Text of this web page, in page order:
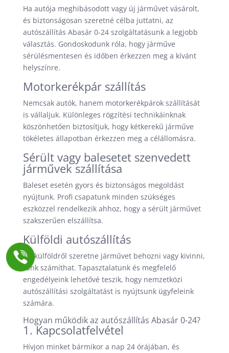
Ha autója meghibásodott vagy új járművet vásárolt,
és biztonságosan szeretné célba juttatni, az
autószállítás Abasár 0-24 szolgáltatásunk a legjobb
választás. Gondoskodunk róla, hogy járműve
sérülésmentesen és időben érkezzen meg a kívánt
helyszínre.
Motorkerékpár szállítás
Nemcsak autók, hanem motorkerékpárok szállítását
is vállaljuk. Különleges rögzítési technikáinknak
köszönhetően biztosítjuk, hogy kétkerekű járműve
tökéletes állapotban érkezzen meg a célállomásra.
Sérült vagy balesetet szenvedett
járművek szállítása
Baleset esetén gyors és biztonságos megoldást
nyújtunk. Profi csapatunk minden szükséges
eszközzel rendelkezik ahhoz, hogy a sérült járművet
szakszerűen elszállítsa.
Külföldi autószállítás
Ha külföldről szeretne járművet behozni vagy kivinni,
ránk számíthat. Tapasztalatunk és megfelelő
engedélyeink lehetővé teszik, hogy nemzetközi
autószállítási szolgáltatást is nyújtsunk ügyfeleink
számára.
Hogyan működik az autószállítás Abasár 0-24?
1. Kapcsolatfelvétel
Hívjon minket bármikor a nap 24 órájában, és